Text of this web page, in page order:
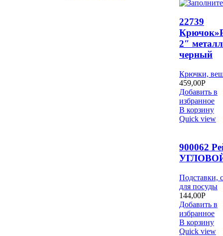
22739
2″ металл
черный
Крючки,
459,00Р
Добавить в
избранное
В корзину
Quick view
900062
Подставки,
для посуды
144,00Р
Добавить в
избранное
В корзину
Quick view